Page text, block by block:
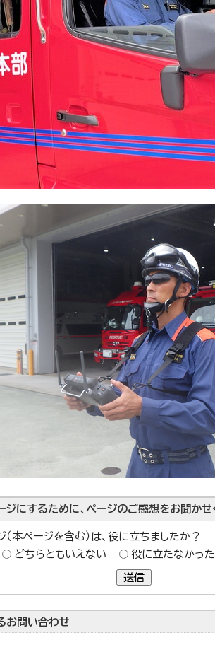
ジにするために、ページのご感想をお聞かせ
本ページを含む）は、役に立ちましたか？
どちらともいえない 役に立たなかった
送信
お問い合わせ